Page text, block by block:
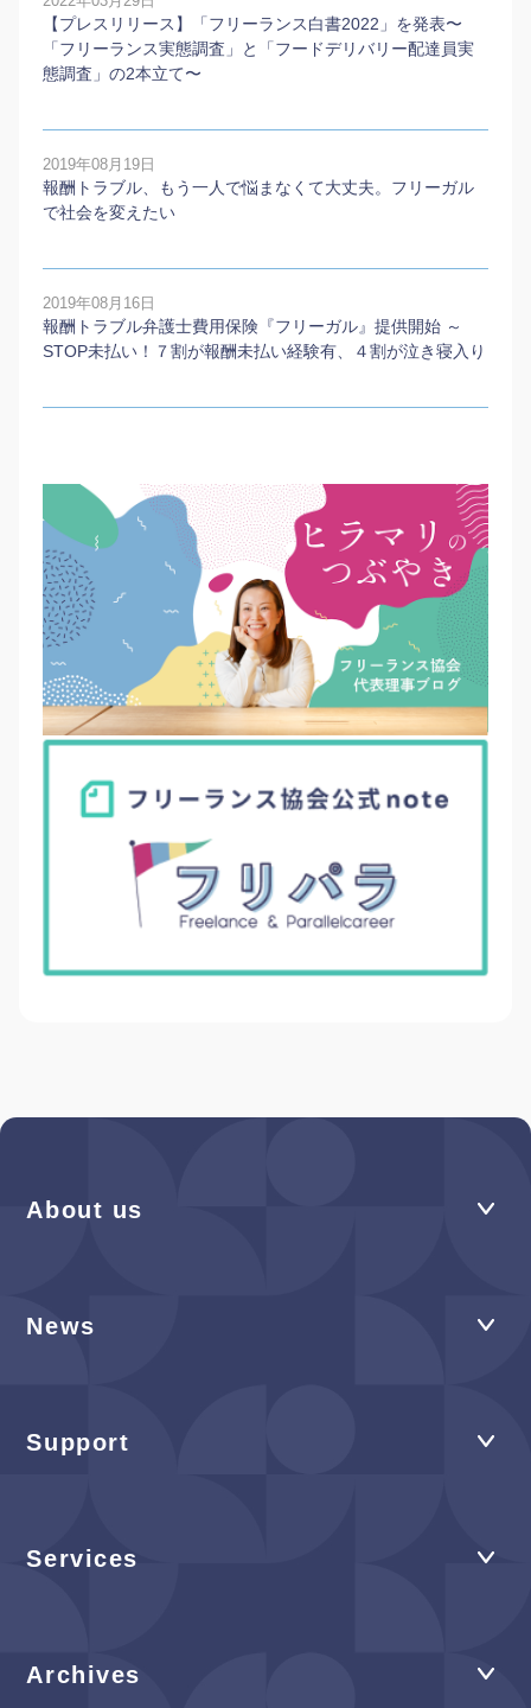
【プレスリリース】「フリーランス白書2022」を発表〜
「フリーランス実態調査」と「フードデリバリー配達員実
態調査」の2本⽴て〜
2019年08月19日
報酬トラブル、もう一人で悩まなくて大丈夫。フリーガル
で社会を変えたい
2019年08月16日
報酬トラブル弁護士費用保険『フリーガル』提供開始 ～
STOP未払い！７割が報酬未払い経験有、４割が泣き寝入り
About us
News
Support
Services
Archives